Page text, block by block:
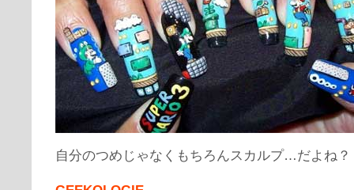
自分のつめじゃなくもちろんスカルプ…だよね？